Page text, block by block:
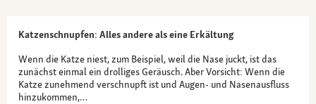
Katzenschnupfen: Alles andere als eine Erkältung
Wenn die Katze niest, zum Beispiel, weil die Nase juckt, ist das
zunächst einmal ein drolliges Geräusch. Aber Vorsicht: Wenn die
Katze zunehmend verschnupft ist und Augen- und Nasenausfluss
hinzukommen,…